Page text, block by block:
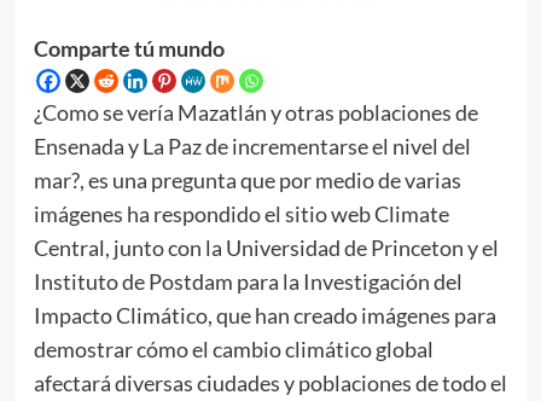
Comparte tú mundo
¿Como se vería Mazatlán y otras poblaciones de
Ensenada y La Paz de incrementarse el nivel del
mar?, es una pregunta que por medio de varias
imágenes ha respondido el sitio web Climate
Central, junto con la Universidad de Princeton y el
Instituto de Postdam para la Investigación del
Impacto Climático, que han creado imágenes para
demostrar cómo el cambio climático global
afectará diversas ciudades y poblaciones de todo el